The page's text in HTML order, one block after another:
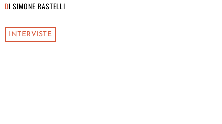
DI SIMONE RASTELLI
INTERVISTE